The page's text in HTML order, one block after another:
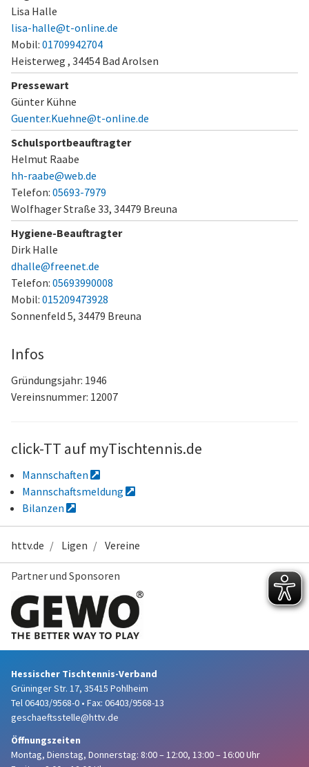
Lisa Halle
lisa-halle@t-online.de
Mobil: 01709942704
Heisterweg , 34454 Bad Arolsen
Pressewart
Günter Kühne
Guenter.Kuehne@t-online.de
Schulsportbeauftragter
Helmut Raabe
hh-raabe@web.de
Telefon: 05693-7979
Wolfhager Straße 33, 34479 Breuna
Hygiene-Beauftragter
Dirk Halle
dhalle@freenet.de
Telefon: 05693990008
Mobil: 015209473928
Sonnenfeld 5, 34479 Breuna
Infos
Gründungsjahr: 1946
Vereinsnummer: 12007
click-TT auf myTischtennis.de
Mannschaften
Mannschaftsmeldung
Bilanzen
httv.de Ligen Vereine
Partner und Sponsoren
Hessischer Tischtennis-Verband
Grüninger Str. 17, 35415 Pohlheim
Tel 06403/9568-0 • Fax: 06403/9568-13
geschaeftsstelle@httv.de
Öffnungszeiten
Montag, Dienstag, Donnerstag: 8:00 – 12:00, 13:00 – 16:00 Uhr